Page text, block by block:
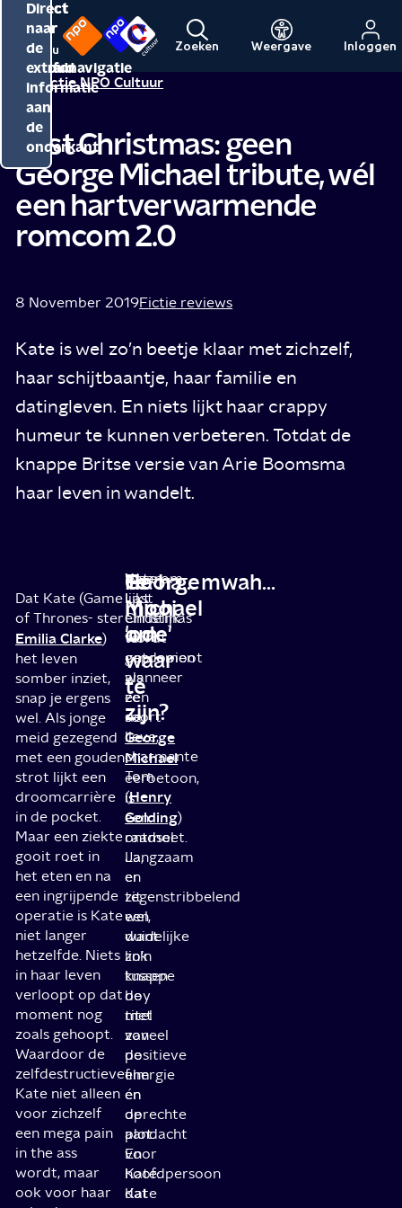
Direct
naar
de
inhoud
Direct
naar
de
hoofdnavigatie
Direct
naar
de
extra
informatie
aan
de
onderkant
Menu
Naar
de
NPO
Naar
de
NPO
Cultuur
Zoeken Weergave Inloggen
Redactie NPO Cultuur
Last Christmas: geen
George Michael tribute, wél
een hartverwarmende
romcom 2.0
8 November 2019Fictie reviews
Kate is wel zo’n beetje klaar met zichzelf,
haar schijtbaantje, haar familie en
datingleven. En niets lijkt haar crappy
humeur te kunnen verbeteren. Totdat de
knappe Britse versie van Arie Boomsma
haar leven in wandelt.
Dat Kate (Game
of Thrones- ster
Emilia Clarke)
het leven
somber inziet,
snap je ergens
wel. Als jonge
meid gezegend
met een gouden
strot lijkt een
droomcarrière
in de pocket.
Maar een ziekte
gooit roet in
het eten en na
een ingrijpende
operatie is Kate
niet langer
hetzelfde. Niets
in haar leven
verloopt op dat
moment nog
zoals gehoopt.
Waardoor de
zelfdestructieve
Kate niet alleen
voor zichzelf
een mega pain
in the ass
wordt, maar
ook voor haar
Te
mooi
om
waar
te
zijn?
Kate
lijkt
eindelijk
te
ontdooien
wanneer
ze
de
lieve,
charmante
Tom
(Henry
Golding)
ontmoet.
Langzaam
en
tegenstribbelend
wel,
want
zo’n
knappe
boy
met
zoveel
positieve
energie
én
oprechte
aandacht
voor
Kate:
dat
George
Michael
'ode'
Waarom
Last
Christmas
wordt
gepromoot
als
een
soort
George
Michael
eerbetoon,
is
een
raadsel.
Ja,
er
zit
een
duidelijke
link
tussen
de
titel
van
de
film
en
de
plot.
En
hoofdpersoon
Kate
Ha ha... mwah...